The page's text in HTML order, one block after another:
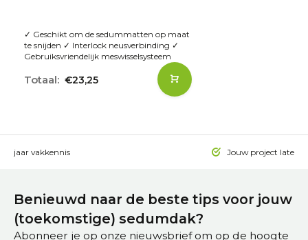
✓ Geschikt om de sedummatten op maat
te snijden ✓ Interlock neusverbinding ✓
Gebruiksvriendelijk meswisselsysteem
€23,25
15 jaar vakkennis Jouw project laten
Benieuwd naar de beste tips voor jouw
(toekomstige) sedumdak?
Abonneer je op onze nieuwsbrief om op de hoogte